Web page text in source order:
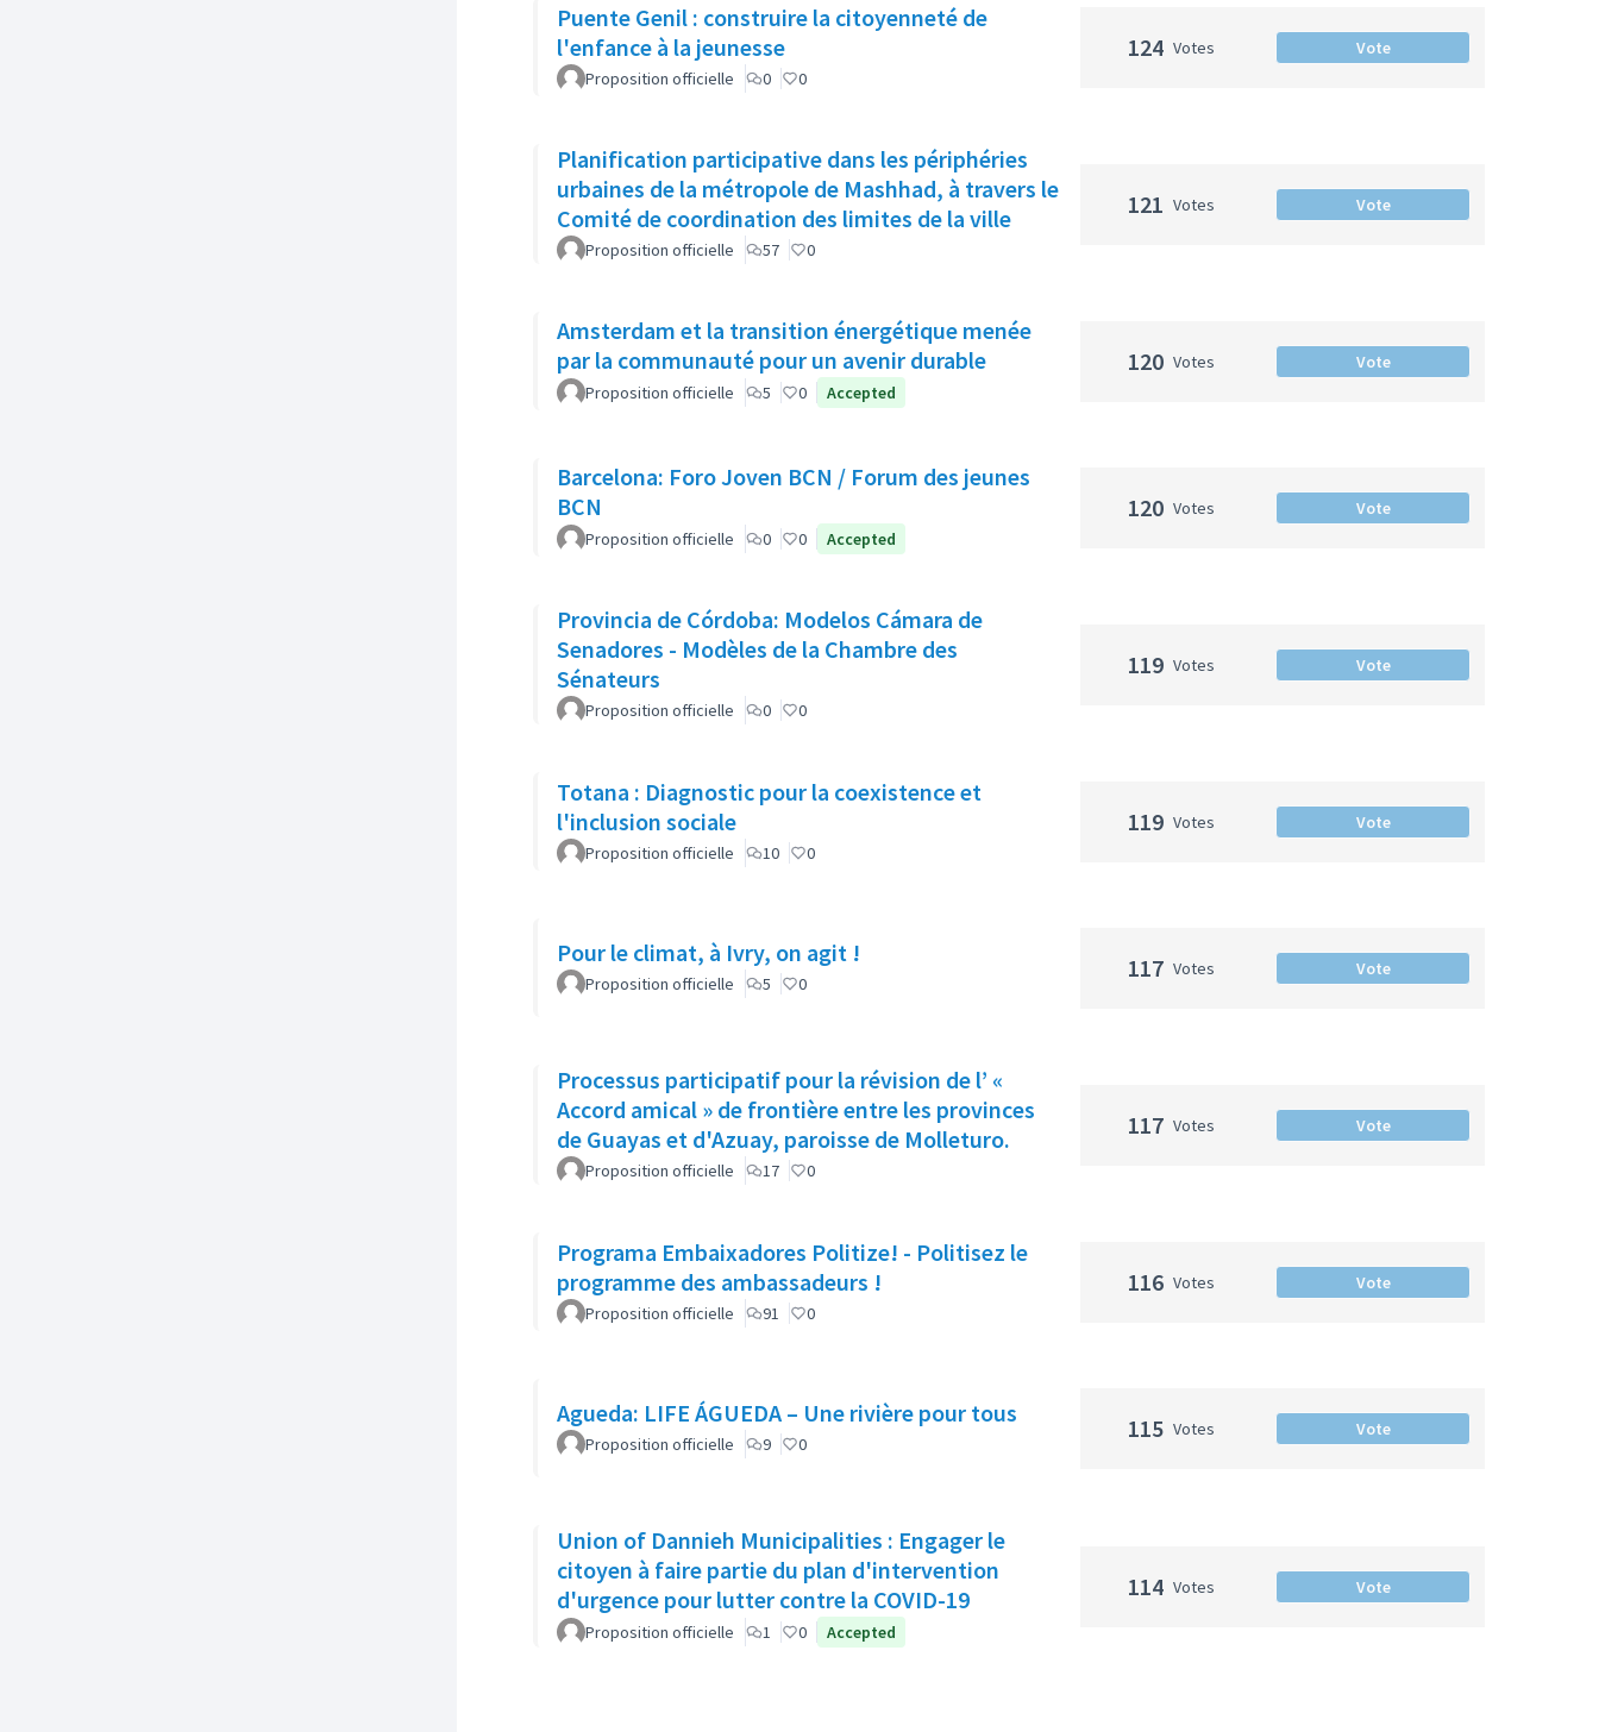
Puente Genil : construire la citoyenneté de
l'enfance à la jeunesse
Proposition officielle 0 0
124 Votes Vote
Planification participative dans les périphéries
urbaines de la métropole de Mashhad, à travers le
Comité de coordination des limites de la ville
Proposition officielle 57 0
121 Votes Vote
Amsterdam et la transition énergétique menée
par la communauté pour un avenir durable
Proposition officielle 5 0 Accepted
120 Votes Vote
Barcelona: Foro Joven BCN / Forum des jeunes
BCN
Proposition officielle 0 0 Accepted
120 Votes Vote
Provincia de Córdoba: Modelos Cámara de
Senadores - Modèles de la Chambre des
Sénateurs
Proposition officielle 0 0
119 Votes Vote
Totana : Diagnostic pour la coexistence et
l'inclusion sociale
Proposition officielle 10 0
119 Votes Vote
Pour le climat, à Ivry, on agit !
Proposition officielle 5 0
117 Votes Vote
Processus participatif pour la révision de l’ «
Accord amical » de frontière entre les provinces
de Guayas et d'Azuay, paroisse de Molleturo.
Proposition officielle 17 0
117 Votes Vote
Programa Embaixadores Politize! - Politisez le
programme des ambassadeurs !
Proposition officielle 91 0
116 Votes Vote
Agueda: LIFE ÁGUEDA – Une rivière pour tous
Proposition officielle 9 0
115 Votes Vote
Union of Dannieh Municipalities : Engager le
citoyen à faire partie du plan d'intervention
d'urgence pour lutter contre la COVID-19
Proposition officielle 1 0 Accepted
114 Votes Vote